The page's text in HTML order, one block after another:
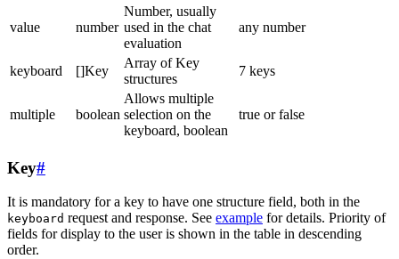
value number
Number, usually
used in the chat
evaluation
any number
keyboard []Key
Array of Key
structures
7 keys
multiple boolean
Allows multiple
selection on the
keyboard, boolean
true or false
Key#
It is mandatory for a key to have one structure field, both in the
keyboard request and response. See example for details. Priority of
fields for display to the user is shown in the table in descending
order.